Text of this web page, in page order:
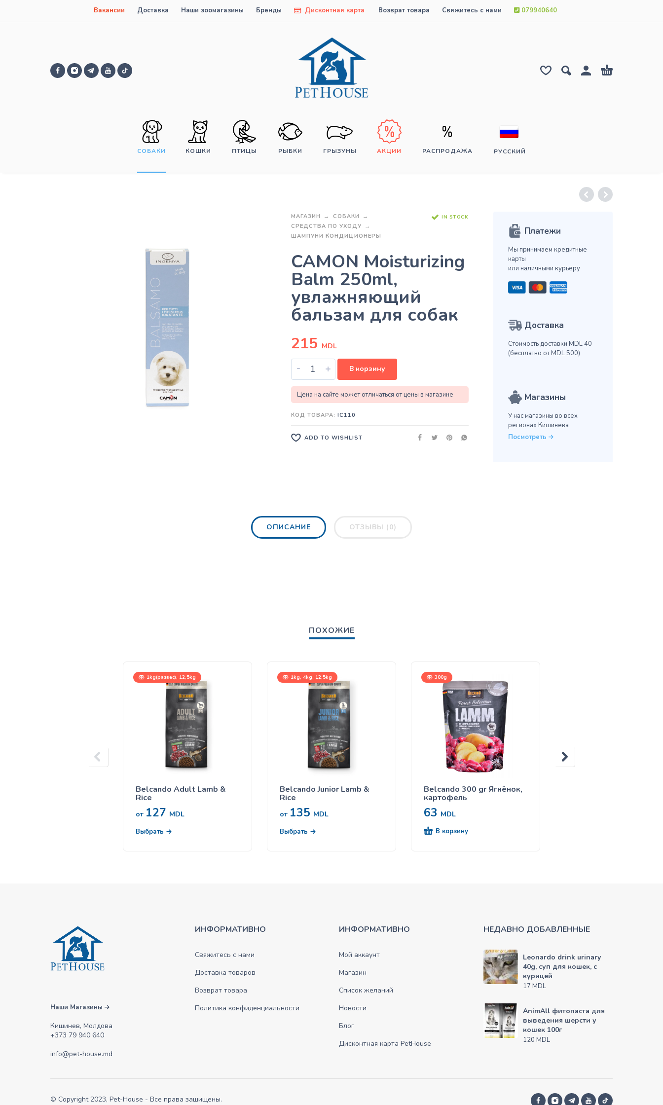
Вакансии Доставка Наши зоомагазины Бренды Дисконтная карта Возврат товара Свяжитесь с нами 079940640
СОБАКИ КОШКИ ПТИЦЫ РЫБКИ ГРЫЗУНЫ АКЦИИ РАСПРОДАЖА РУССКИЙ
МАГАЗИН
СОБАКИ
СРЕДСТВА ПО УХОДУ
ШАМПУНИ КОНДИЦИОНЕРЫ
IN STOCK
CAMON Moisturizing
Balm 250ml,
увлажняющий
бальзам для собак
215 MDL
- + В корзину
Цена на сайте может отличаться от цены в магазине
КОД ТОВАРА: IC110
ADD TO WISHLIST
Платежи
Мы принимаем кредитные
карты
или наличными курьеру
Доставка
Стоимость доставки MDL 40
(бесплатно от MDL 500)
Магазины
У нас магазины во всех
регионах Кишинева
Посмотреть
ОПИСАНИЕ ОТЗЫВЫ (0)
ПОХОЖИЕ
1kg(развес), 12,5kg
Belcando Adult Lamb &
Rice
от 127 MDL
Выбрать
1kg, 4kg, 12,5kg
Belcando Junior Lamb &
Rice
от 135 MDL
Выбрать
300g
Belcando 300 gr Ягнёнок,
картофель
63 MDL
В корзину
Наши Магазины
Кишинев, Молдова
+373 79 940 640
info@pet-house.md
ИНФОРМАТИВНО
Свяжитесь с нами
Доставка товаров
Возврат товара
Политика конфиденциальности
ИНФОРМАТИВНО
Мой аккаунт
Магазин
Список желаний
Новости
Блог
Дисконтная карта PetHouse
НЕДАВНО ДОБАВЛЕННЫЕ
Leonardo drink urinary
40g, суп для кошек, с
курицей
17 MDL
AnimAll фитопаста для
выведения шерсти у
кошек 100г
120 MDL
© Copyright 2023, Pet-House - Все права зашищены.